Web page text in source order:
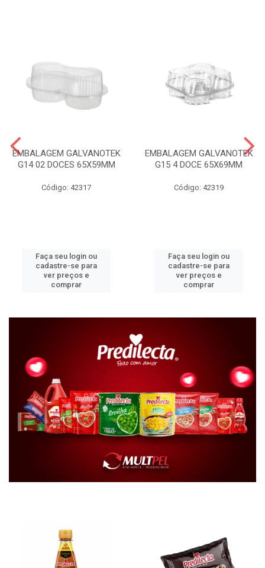
EMBALAGEM GALVANOTEK
G14 02 DOCES 65X59MM
Código: 42317
Faça seu login ou
cadastre-se para
ver preços e
comprar
EMBALAGEM GALVANOTEK
G15 4 DOCE 65X69MM
Código: 42319
Faça seu login ou
cadastre-se para
ver preços e
comprar